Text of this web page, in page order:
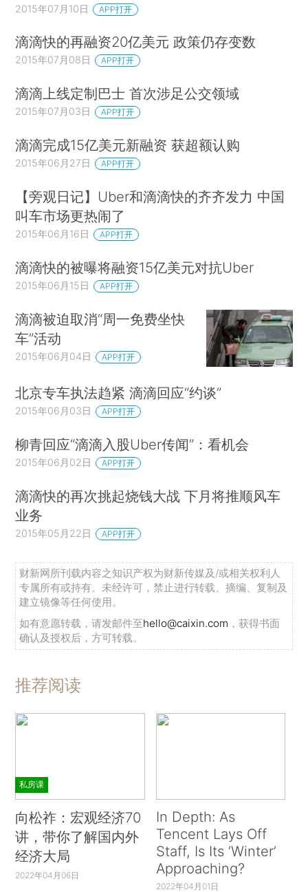
2015年07月10日 APP打开
滴滴快的再融资20亿美元 政策仍存变数
2015年07月08日 APP打开
滴滴上线定制巴士 首次涉足公交领域
2015年07月03日 APP打开
滴滴完成15亿美元新融资 获超额认购
2015年06月27日 APP打开
【旁观日记】Uber和滴滴快的齐齐发力 中国
叫车市场更热闹了
2015年06月16日 APP打开
滴滴快的被曝将融资15亿美元对抗Uber
2015年06月15日 APP打开
滴滴被迫取消“周一免费坐快
车”活动
2015年06月04日 APP打开
北京专车执法趋紧 滴滴回应“约谈”
2015年06月03日 APP打开
柳青回应“滴滴入股Uber传闻”：看机会
2015年06月02日 APP打开
滴滴快的再次挑起烧钱大战 下月将推顺风车
业务
2015年05月22日 APP打开
财新网所刊载内容之知识产权为财新传媒及/或相关权利人
专属所有或持有。未经许可，禁止进行转载、摘编、复制及
建立镜像等任何使用。
如有意愿转载，请发邮件至hello@caixin.com ，获得书面
确认及授权后，方可转载。
推荐阅读
私房课
向松祚：宏观经济70
讲，带你了解国内外
经济大局
2022年04月06日
In Depth: As
Tencent Lays Off
Staff, Is Its ‘Winter’
Approaching?
2022年04月01日